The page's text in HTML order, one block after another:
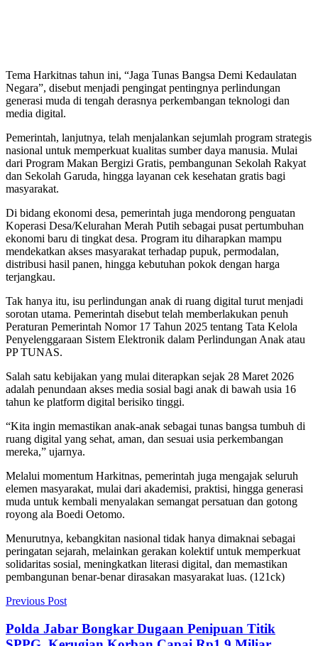
Tema Harkitnas tahun ini, “Jaga Tunas Bangsa Demi Kedaulatan
Negara”, disebut menjadi pengingat pentingnya perlindungan
generasi muda di tengah derasnya perkembangan teknologi dan
media digital.
Pemerintah, lanjutnya, telah menjalankan sejumlah program strategis
nasional untuk memperkuat kualitas sumber daya manusia. Mulai
dari Program Makan Bergizi Gratis, pembangunan Sekolah Rakyat
dan Sekolah Garuda, hingga layanan cek kesehatan gratis bagi
masyarakat.
Di bidang ekonomi desa, pemerintah juga mendorong penguatan
Koperasi Desa/Kelurahan Merah Putih sebagai pusat pertumbuhan
ekonomi baru di tingkat desa. Program itu diharapkan mampu
mendekatkan akses masyarakat terhadap pupuk, permodalan,
distribusi hasil panen, hingga kebutuhan pokok dengan harga
terjangkau.
Tak hanya itu, isu perlindungan anak di ruang digital turut menjadi
sorotan utama. Pemerintah disebut telah memberlakukan penuh
Peraturan Pemerintah Nomor 17 Tahun 2025 tentang Tata Kelola
Penyelenggaraan Sistem Elektronik dalam Perlindungan Anak atau
PP TUNAS.
Salah satu kebijakan yang mulai diterapkan sejak 28 Maret 2026
adalah penundaan akses media sosial bagi anak di bawah usia 16
tahun ke platform digital berisiko tinggi.
“Kita ingin memastikan anak-anak sebagai tunas bangsa tumbuh di
ruang digital yang sehat, aman, dan sesuai usia perkembangan
mereka,” ujarnya.
Melalui momentum Harkitnas, pemerintah juga mengajak seluruh
elemen masyarakat, mulai dari akademisi, praktisi, hingga generasi
muda untuk kembali menyalakan semangat persatuan dan gotong
royong ala Boedi Oetomo.
Menurutnya, kebangkitan nasional tidak hanya dimaknai sebagai
peringatan sejarah, melainkan gerakan kolektif untuk memperkuat
solidaritas sosial, meningkatkan literasi digital, dan memastikan
pembangunan benar-benar dirasakan masyarakat luas. (121ck)
Previous Post
‎Polda Jabar Bongkar Dugaan Penipuan Titik